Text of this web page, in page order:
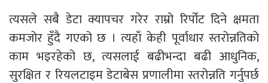
त्यसले सबै डेटा क्यापचर गरेर राम्रो रिर्पोट दिने क्षमता
कमजोर हुँदै गएको छ । त्यहाँ केही पूर्वाधार स्तरोन्नतिको
काम भइरहेको छ, त्यसलाई बढीभन्दा बढी आधुनिक,
सुरक्षित र रियलटाइम डेटाबेस प्रणालीमा स्तरोन्नति गर्नुपर्छ